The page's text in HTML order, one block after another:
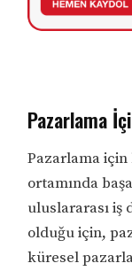
Pazarlama
Pazarlama
ortamında
uluslararası iş
olduğu için,
küresel